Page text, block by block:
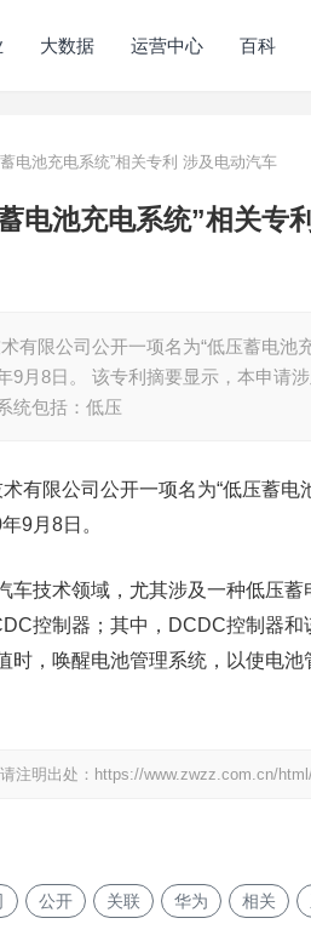
大数据 运营中心 百科
电池充电系统”相关专利 涉及电动汽车
电池充电系统”相关专
有限公司公开一项名为“低压蓄电池
9月8日。 该专利摘要显示，本申请
统包括：低压
有限公司公开一项名为“低压蓄电
9月8日。
车技术领域，尤其涉及一种低压
控制器；其中，DCDC控制器和
时，唤醒电池管理系统，以使电
注明出处： https://www.zwzz.com.cn/
公开 关联 华为 相关